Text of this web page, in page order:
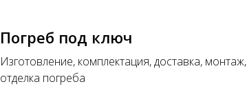
Погреб под ключ
Изготовление, комплектация, доставка, монтаж,
отделка погреба